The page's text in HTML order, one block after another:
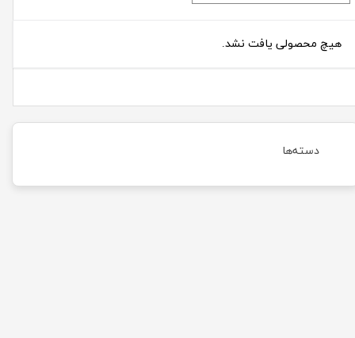
دسته‌ها
هیچ محصولی یافت نشد.